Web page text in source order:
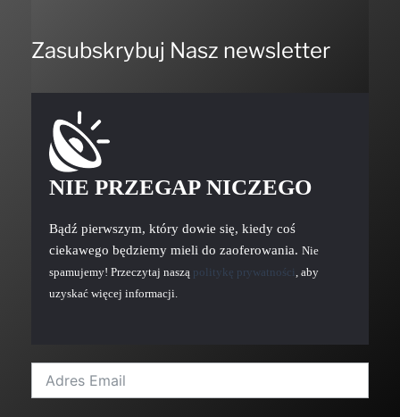
Zasubskrybuj Nasz newsletter
NIE PRZEGAP NICZEGO
Bądź pierwszym, który dowie się, kiedy coś
ciekawego będziemy mieli do zaoferowania. Nie
spamujemy! Przeczytaj naszą politykę prywatności , aby
uzyskać więcej informacji.